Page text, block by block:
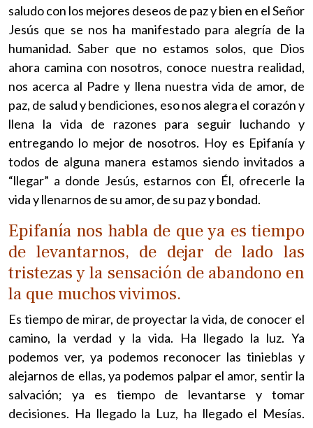
saludo con los mejores deseos de paz y bien en el Señor
Jesús que se nos ha manifestado para alegría de la
humanidad. Saber que no estamos solos, que Dios
ahora camina con nosotros, conoce nuestra realidad,
nos acerca al Padre y llena nuestra vida de amor, de
paz, de salud y bendiciones, eso nos alegra el corazón y
llena la vida de razones para seguir luchando y
entregando lo mejor de nosotros. Hoy es Epifanía y
todos de alguna manera estamos siendo invitados a
“llegar” a donde Jesús, estarnos con Él, ofrecerle la
vida y llenarnos de su amor, de su paz y bondad.
Epifanía nos habla de que ya es tiempo
de levantarnos, de dejar de lado las
tristezas y la sensación de abandono en
la que muchos vivimos.
Es tiempo de mirar, de proyectar la vida, de conocer el
camino, la verdad y la vida. Ha llegado la luz. Ya
podemos ver, ya podemos reconocer las tinieblas y
alejarnos de ellas, ya podemos palpar el amor, sentir la
salvación; ya es tiempo de levantarse y tomar
decisiones. Ha llegado la Luz, ha llegado el Mesías.